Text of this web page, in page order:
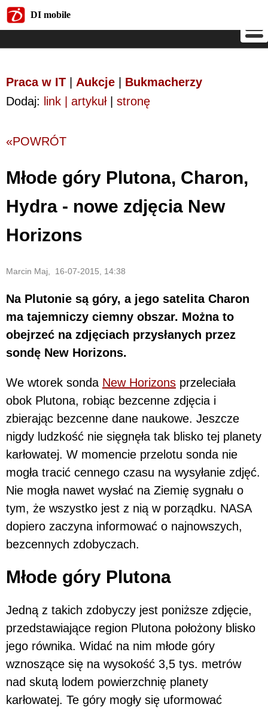
DI mobile
Praca w IT Aukcje
Bukmacherzy
Dodaj: link | artykuł| stronę
«POWRÓT
Młode góry Plutona, Charon,
Hydra - nowe zdjęcia New
Horizons
Marcin Maj, 16-07-2015, 14:38
Na Plutonie są góry, a jego satelita Charon
ma tajemniczy ciemny obszar. Można to
obejrzeć na zdjęciach przysłanych przez
sondę New Horizons.
We wtorek sonda New Horizons przeleciała
obok Plutona, robiąc bezcenne zdjęcia i
zbierając bezcenne dane naukowe. Jeszcze
nigdy ludzkość nie sięgnęła tak blisko tej planety
karłowatej. W momencie przelotu sonda nie
mogła tracić cennego czasu na wysyłanie zdjęć.
Nie mogła nawet wysłać na Ziemię sygnału o
tym, że wszystko jest z nią w porządku. NASA
dopiero zaczyna informować o najnowszych,
bezcennych zdobyczach.
Młode góry Plutona
Jedną z takich zdobyczy jest poniższe zdjęcie,
przedstawiające region Plutona położony blisko
jego równika. Widać na nim młode góry
wznoszące się na wysokość 3,5 tys. metrów
nad skutą lodem powierzchnię planety
karłowatej. Te góry mogły się uformować
DI mobile